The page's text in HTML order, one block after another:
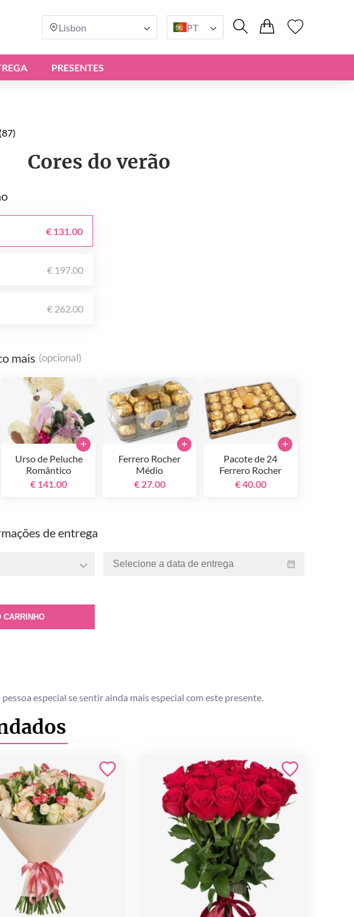
Lisbon PT
PRESENTES
(87)
Cores do verão
€ 131.00
€ 197.00
€ 262.00
mais (opcional)
Urso de Peluche
Romântico
€ 141.00
+
Ferrero Rocher
Médio
€ 27.00
+
Pacote de 24
Ferrero Rocher
€ 40.00
+
de entrega
CARRINHO
especial se sentir ainda mais especial com este presente.